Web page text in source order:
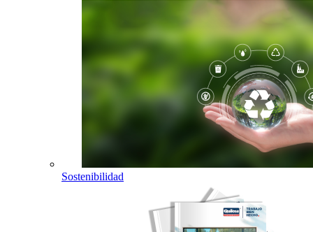
Sostenibilidad